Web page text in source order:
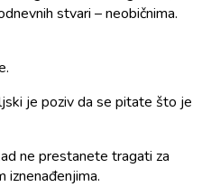
stvari – neobičnima.
je poziv da se pitate što je
ne prestanete tragati za
iznenađenjima.